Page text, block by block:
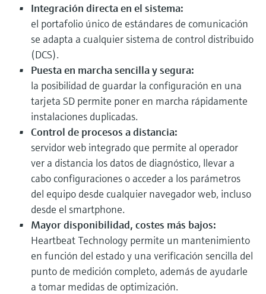
Integración directa en el sistema:
el portafolio único de estándares de comunicación
se adapta a cualquier sistema de control distribuido
(DCS).
Puesta en marcha sencilla y segura:
la posibilidad de guardar la configuración en una
tarjeta SD permite poner en marcha rápidamente
instalaciones duplicadas.
Control de procesos a distancia:
servidor web integrado que permite al operador
ver a distancia los datos de diagnóstico, llevar a
cabo configuraciones o acceder a los parámetros
del equipo desde cualquier navegador web, incluso
desde el smartphone.
Mayor disponibilidad, costes más bajos:
Heartbeat Technology permite un mantenimiento
en función del estado y una verificación sencilla del
punto de medición completo, además de ayudarle
a tomar medidas de optimización.